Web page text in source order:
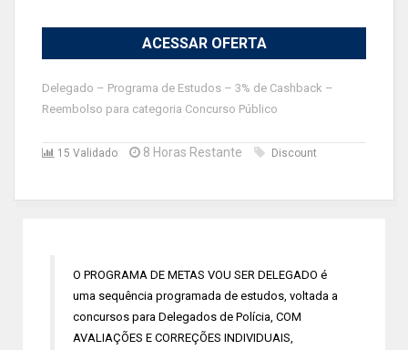
ACESSAR OFERTA
Delegado – Programa de Estudos – 3% de Cashback –
Reembolso para categoria Concurso Público
15 Validado 8 Horas Restante Discount
O PROGRAMA DE METAS VOU SER DELEGADO é
uma sequência programada de estudos, voltada a
concursos para Delegados de Polícia, COM
AVALIAÇÕES E CORREÇÕES INDIVIDUAIS,